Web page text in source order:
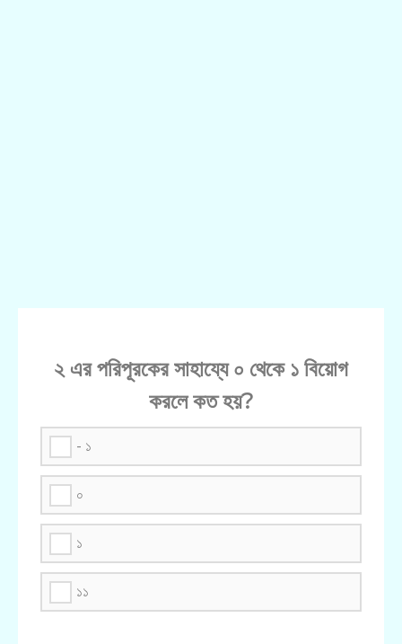
২ এর পরিপূরকের সাহায্যে ০ থেকে ১ বিয়োগ
করলে কত হয়?
- ১
০
১
১১